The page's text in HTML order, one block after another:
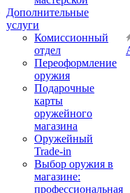
Дополнительные
услуги
Комиссионный
отдел
Переоформление
оружия
Подарочные
карты
оружейного
магазина
Оружейный
Trade-in
Выбор оружия в
магазине:
профессиональная